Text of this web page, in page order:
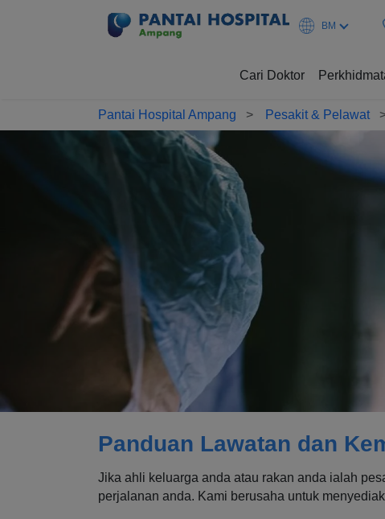
BM
Cari Doktor
Pantai Hospital Ampang Pesakit & Pelawat
Panduan Lawatan dan
Jika ahli keluarga anda atau rakan anda ialah
perjalanan anda. Kami berusaha untuk